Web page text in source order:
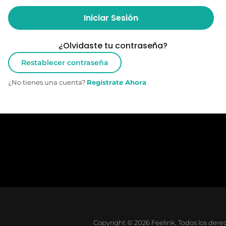
Iniciar Sesión
¿Olvidaste tu contraseña?
Restablecer contraseña
¿No tienes una cuenta? Regístrate Ahora
Copyright © 2026 Feelink, Todos los